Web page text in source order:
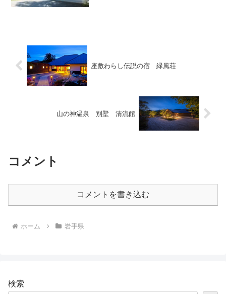
座敷わらし伝説の宿 緑風荘
山の神温泉 別墅 清流館
コメント
コメントを書き込む
ホーム 岩手県
検索